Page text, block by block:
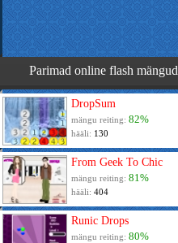
Parimad online flash mängud
DropSum
mängu reiting: 82%
hääli: 130
From Geek To Chic
mängu reiting: 81%
hääli: 404
Runic Drops
mängu reiting: 80%